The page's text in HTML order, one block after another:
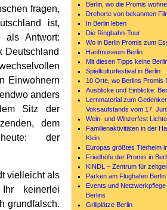
Berlin, wo die Promis
Drehorte von bekannten
In Berlin leben
Die Ringbahn-Tour
Wo in Berlin Promis zum
Hanfmuseum Berlin
Mit diesen Tipps keine
Spielkulturfestival in Berlin
10 Orte, wo Berlins Promis
Ausblicke und Einblicke:
Lernmaterial zum
Voksaufstands vom 17.
Wein- und Winzerfest
Familienaktivitäten in der
Klein
Europas größtes Tierheim
Friedhöfe der Promis in
KINDL – Zentrum für
Parken am Flughafen Berlin
Events und
Berlins
Grillplätze Berlin
fragen,
ist,
als Antwort:
Deutschland
Einwohnern
anders
Sitz der
dem
heute: der
vielleicht als
keinerlei
grundfalsch.